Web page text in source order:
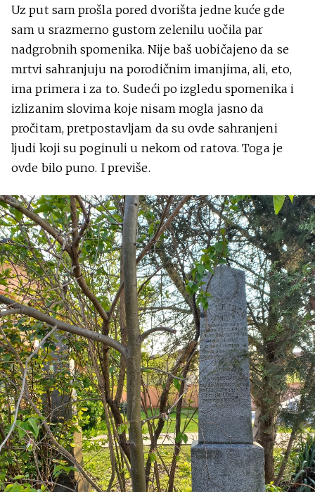
Uz put sam prošla pored dvorišta jedne kuće gde
sam u srazmerno gustom zelenilu uočila par
nadgrobnih spomenika. Nije baš uobičajeno da se
mrtvi sahranjuju na porodičnim imanjima, ali, eto,
ima primera i za to. Sudeći po izgledu spomenika i
izlizanim slovima koje nisam mogla jasno da
pročitam, pretpostavljam da su ovde sahranjeni
ljudi koji su poginuli u nekom od ratova. Toga je
ovde bilo puno. I previše.